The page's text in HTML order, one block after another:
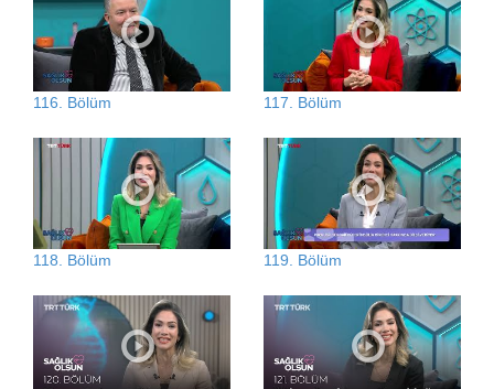
116. Bölüm 117. Bölüm
118. Bölüm 119. Bölüm